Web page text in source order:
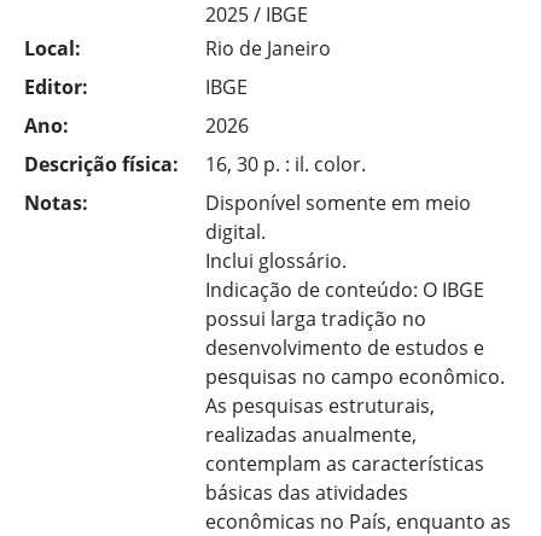
2025 / IBGE
Local:
Rio de Janeiro
Editor:
IBGE
Ano:
2026
Descrição física:
16, 30 p. : il. color.
Notas:
Disponível somente em meio
digital.
Inclui glossário.
Indicação de conteúdo: O IBGE
possui larga tradição no
desenvolvimento de estudos e
pesquisas no campo econômico.
As pesquisas estruturais,
realizadas anualmente,
contemplam as características
básicas das atividades
econômicas no País, enquanto as